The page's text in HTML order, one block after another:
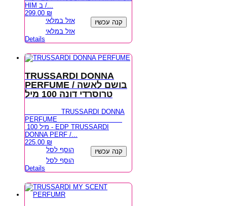
HIM ב /...
299.00 ₪
אזל במלאי
קנה עכשיו
אזל במלאי
Details
TRUSSARDI DONNA
PERFUME / בושם לאשה
טרוסרדי דונה 100 מיל
TRUSSARDI DONNA
PERFUME
100 מיל - EDP TRUSSARDI
DONNA PERF /...
225.00 ₪
הוסף לסל
קנה עכשיו
הוסף לסל
Details